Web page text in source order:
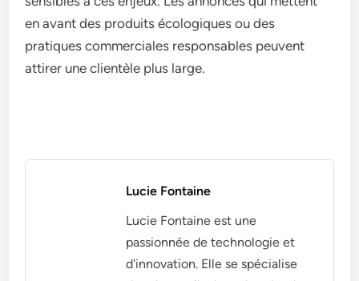
en avant des produits écologiques ou des
pratiques commerciales responsables peuvent
attirer une clientèle plus large.
Lucie Fontaine
Lucie Fontaine est une
passionnée de technologie et
d'innovation. Elle se spécialise